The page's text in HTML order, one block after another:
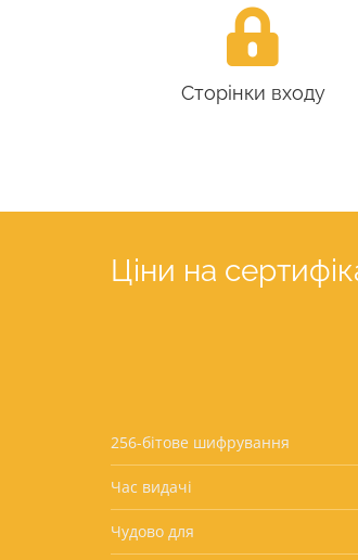
Сторінки входу
Ціни на
256-бітове шифрування
Час видачі
Чудово для